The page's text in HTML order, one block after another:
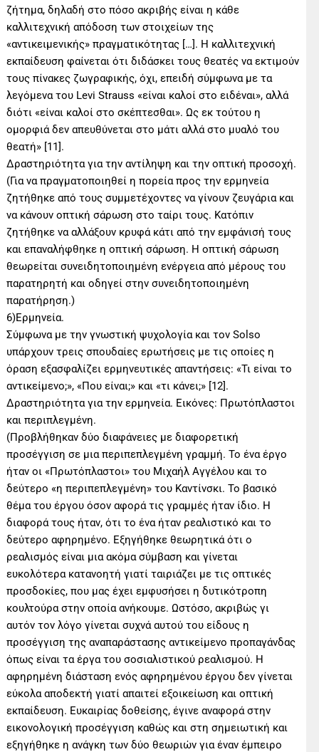
ζήτημα, δηλαδή στο πόσο ακριβής είναι η κάθε
καλλιτεχνική απόδοση των στοιχείων της
«αντικειμενικής» πραγματικότητας […]. Η καλλιτεχνική
εκπαίδευση φαίνεται ότι διδάσκει τους θεατές να εκτιμούν
τους πίνακες ζωγραφικής, όχι, επειδή σύμφωνα με τα
λεγόμενα του Levi Strauss «είναι καλοί στο ειδέναι», αλλά
διότι «είναι καλοί στο σκέπτεσθαι». Ως εκ τούτου η
ομορφιά δεν απευθύνεται στο μάτι αλλά στο μυαλό του
θεατή» [11].
Δραστηριότητα για την αντίληψη και την οπτική προσοχή.
(Για να πραγματοποιηθεί η πορεία προς την ερμηνεία
ζητήθηκε από τους συμμετέχοντες να γίνουν ζευγάρια και
να κάνουν οπτική σάρωση στο ταίρι τους. Κατόπιν
ζητήθηκε να αλλάξουν κρυφά κάτι από την εμφάνισή τους
και επαναλήφθηκε η οπτική σάρωση. Η οπτική σάρωση
θεωρείται συνειδητοποιημένη ενέργεια από μέρους του
παρατηρητή και οδηγεί στην συνειδητοποιημένη
παρατήρηση.)
6)Ερμηνεία.
Σύμφωνα με την γνωστική ψυχολογία και τον Solso
υπάρχουν τρεις σπουδαίες ερωτήσεις με τις οποίες η
όραση εξασφαλίζει ερμηνευτικές απαντήσεις: «Τι είναι το
αντικείμενο;», «Που είναι;» και «τι κάνει;» [12].
Δραστηριότητα για την ερμηνεία. Εικόνες: Πρωτόπλαστοι
και περιπλεγμένη.
(Προβλήθηκαν δύο διαφάνειες με διαφορετική
προσέγγιση σε μια περιπεπλεγμένη γραμμή. Το ένα έργο
ήταν οι «Πρωτόπλαστοι» του Μιχαήλ Αγγέλου και το
δεύτερο «η περιπεπλεγμένη» του Καντίνσκι. Το βασικό
θέμα του έργου όσον αφορά τις γραμμές ήταν ίδιο. Η
διαφορά τους ήταν, ότι το ένα ήταν ρεαλιστικό και το
δεύτερο αφηρημένο. Εξηγήθηκε θεωρητικά ότι ο
ρεαλισμός είναι μια ακόμα σύμβαση και γίνεται
ευκολότερα κατανοητή γιατί ταιριάζει με τις οπτικές
προσδοκίες, που μας έχει εμφυσήσει η δυτικότροπη
κουλτούρα στην οποία ανήκουμε. Ωστόσο, ακριβώς γι
αυτόν τον λόγο γίνεται συχνά αυτού του είδους η
προσέγγιση της αναπαράστασης αντικείμενο προπαγάνδας
όπως είναι τα έργα του σοσιαλιστικού ρεαλισμού. Η
αφηρημένη διάσταση ενός αφηρημένου έργου δεν γίνεται
εύκολα αποδεκτή γιατί απαιτεί εξοικείωση και οπτική
εκπαίδευση. Ευκαιρίας δοθείσης, έγινε αναφορά στην
εικονολογική προσέγγιση καθώς και στη σημειωτική και
εξηγήθηκε η ανάγκη των δύο θεωριών για έναν έμπειρο